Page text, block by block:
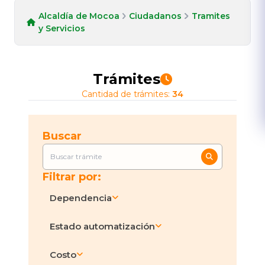
Alcaldía de Mocoa Ciudadanos
Tramites
y Servicios
Trámites
Cantidad de trámites: 34
Buscar
Filtrar por:
Dependencia
Todos
Administrativa
Estado automatización
En línea
Costo